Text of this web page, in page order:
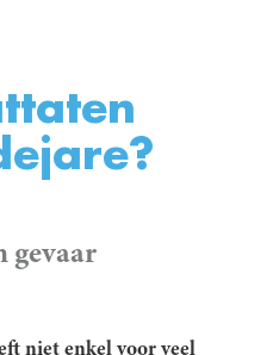
gevaar
niet enkel voor veel